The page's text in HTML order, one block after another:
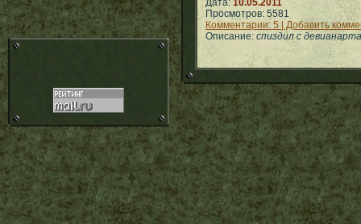
Дата:10.05.2011
Просмотров: 5581
Комментарии: 5 | Добавить
Описание: спиздил с девианарта